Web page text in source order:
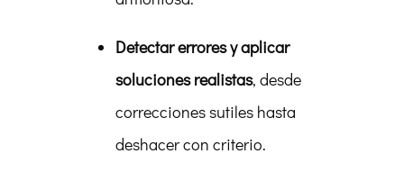
Detectar errores y aplicar
soluciones realistas, desde
correcciones sutiles hasta
deshacer con criterio.